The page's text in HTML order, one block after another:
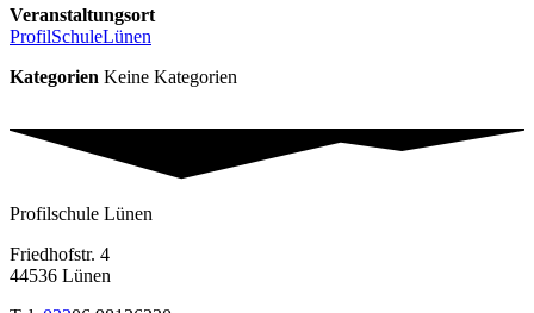
Veranstaltungsort
ProfilSchuleLünen
Kategorien Keine Kategorien
Profilschule Lünen
Friedhofstr. 4
44536 Lünen